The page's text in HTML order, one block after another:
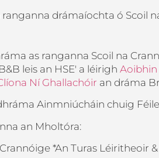
ranganna drámaíochta ó Scoil
as ranganna Scoil na
leis an HSE' a léirigh Aoibhin
Ní Ghallachóir an dráma
Ainmniúcháin chuig
an Mholtóra:
*An Turas Léiritheoir